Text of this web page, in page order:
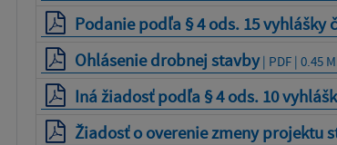
Podanie podľa § 4 ods. 15 vyhlášky
Ohlásenie drobnej stavby| PDF | 0.45
Iná žiadosť podľa § 4 ods. 10
Žiadosť o overenie zmeny projektu